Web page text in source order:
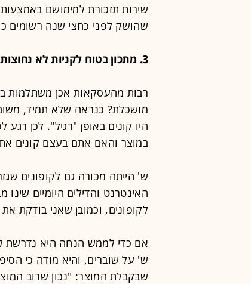
שירות תזכורת למימושם
שהושק לפני כחצי שנה רשומים כ-200 אלף
3. מתכון בטוח לקניות לא נחוצות
רבות מהעסקאות אכן משתלמות
מושכלת? כנראה שלא תמיד,
היו קונים באופן "רגיל". לכן
במוצר והאם אתם בעצם קונים
ש' הייתה מכורה גם לקופונים
האינטרנט והדילים היומיים
לקופונים, וכמובן שאני בודקת
אם כדי לממש הנחה היא נדרשת
ש' על שוברים, והיא מודה כי
שבקבלת המוצר: "נכון שרוב